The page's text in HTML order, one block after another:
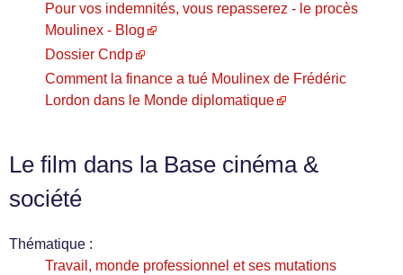
Pour vos indemnités, vous repasserez - le procès
Moulinex - Blog
Dossier Cndp
Comment la finance a tué Moulinex de Frédéric
Lordon dans le Monde diplomatique
Le film dans la Base cinéma &
société
Thématique :
Travail, monde professionnel et ses mutations